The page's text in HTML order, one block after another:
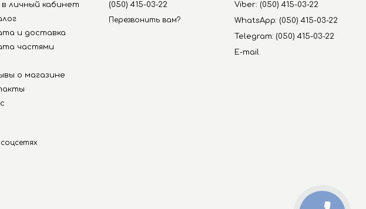
в личный кабинет
и доставка
частями
о магазине
(050) 415-03-22
Перезвонить вам?
Viber: (050) 415-03-22
WhatsApp: (050) 415-03-22
Telegram: (050) 415-03-22
E-mail